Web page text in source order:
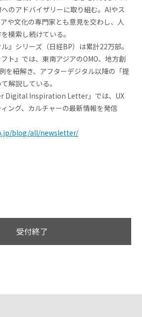
のアドバイザリーに取り組む。AIやス
や文化の専門家とも意見を交わし、人
模索し続けている。
』シリーズ（日経BP）は累計22万部。
ト』では、東南アジアのOMO、地方創
を紐解き、アフターデジタル以降の「提
解説している。
Digital Inspiration Letter」では、UX
ング、カルチャーの最新情報を発信
blog/all/newsletter/
受付終了